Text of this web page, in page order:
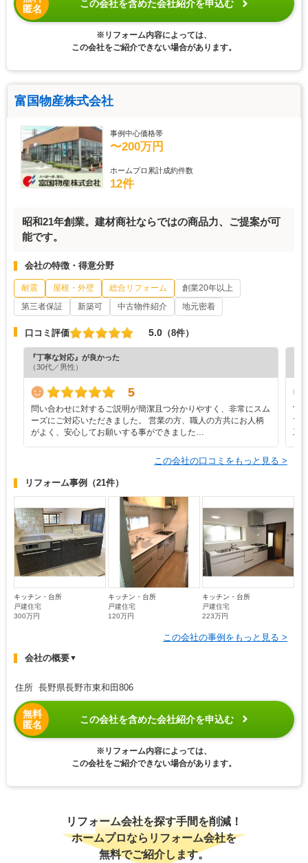
匿名
この会社を含めた会社紹介を申込む
※リフォーム内容によっては、
この会社をご紹介できない場合があります。
富国物産株式会社
事例中心価格帯
〜200万円
ホームプロ累計成約件数
12件
昭和21年創業。建材商社ならではの商品力、ご提案が可
能です。
会社の特徴・得意分野
耐震 屋根・外壁 総合リフォーム
創業20年以上
第三者保証
新築可 中古物件紹介 地元密着
口コミ評価 5.0 （8件）
『丁寧な対応』が良かった
（30代／男性）
5
問い合わせに対するご説明が簡潔且つ分かりやすく、非常にスム
ーズにご対応いただきました。 営業の方、職人の方共にお人柄
がよく、安心してお願いする事ができました…
営
て
工
この会社の口コミをもっと見る >
リフォーム事例 （21件）
キッチン・台所
戸建住宅
300万円
キッチン・台所
戸建住宅
120万円
キッチン・台所
戸建住宅
223万円
この会社の事例をもっと見る >
会社の概要▼
住所 長野県長野市東和田806
無料
匿名
この会社を含めた会社紹介を申込む
※リフォーム内容によっては、
この会社をご紹介できない場合があります。
リフォーム会社を探す手間を削減！
ホームプロならリフォーム会社を
無料でご紹介します。